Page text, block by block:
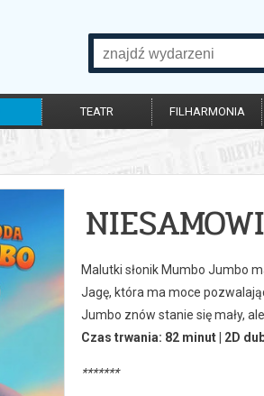
TEATR FILHARMONIA
Malutki słonik Mumbo Jumbo
Jagę, która ma moce
Jumbo znów stanie się mały,
Czas trwania: 82 minut | 2D
*******